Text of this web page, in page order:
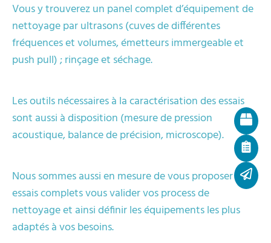
Vous y trouverez un panel complet d’équipement de
nettoyage par ultrasons (cuves de différentes
fréquences et volumes, émetteurs immergeable et
push pull) ; rinçage et séchage.
Les outils nécessaires à la caractérisation des essais
sont aussi à disposition (mesure de pression
acoustique, balance de précision, microscope).
Nous sommes aussi en mesure de vous proposer des
essais complets vous valider vos process de
nettoyage et ainsi définir les équipements les plus
adaptés à vos besoins.